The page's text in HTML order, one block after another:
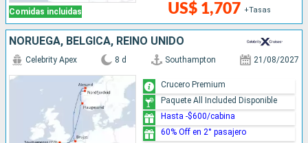
Comidas incluidas US$ 1,707 +Tasas
NORUEGA, BÉLGICA, REINO UNIDO
Celebrity Apex 8 d Southampton 21/08/2027
Crucero Premium
Paquete All Included Disponible
Hasta -$600/cabina
60% Off en 2° pasajero